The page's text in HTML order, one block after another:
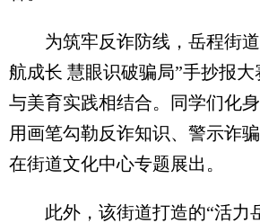
为筑牢反诈防线，岳程街道
航成长 慧眼识破骗局”手抄报
与美育实践相结合。同学们化身
用画笔勾勒反诈知识、警示诈
在街道文化中心专题展出。
此外，该街道打造的“活力